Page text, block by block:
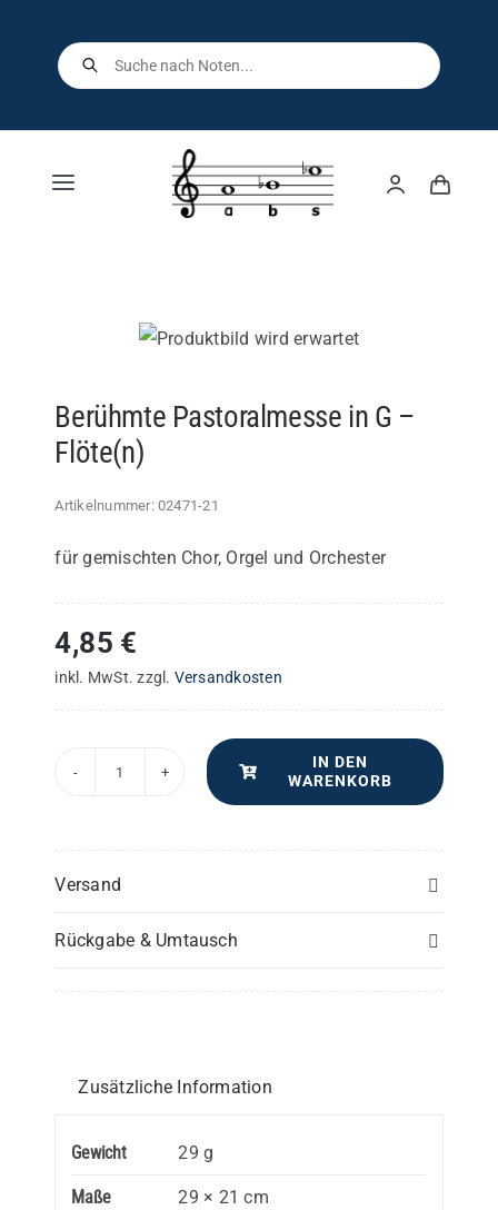
content
Products
search
Toggle
Kontakt
Berühmte Pastoralmesse in G –
Flöte(n)
Artikelnummer: 02471-21
für gemischten Chor, Orgel und Orchester
4,85 €
inkl. MwSt. zzgl. Versandkosten
G
Flöte(n)
IN DEN
WARENKORB
Versand
Rückgabe & Umtausch
Zusätzliche Information
Gewicht 29 g
Maße 29 × 21 cm